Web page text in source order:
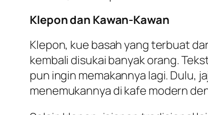
Klepon dan Kawan-Kawan
Klepon, kue basah yang terbuat
kembali disukai banyak orang.
pun ingin memakannya lagi. Dulu,
menemukannya di kafe modern